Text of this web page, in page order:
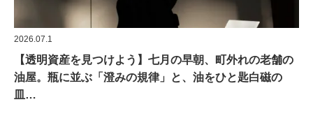
2026.07.1
【透明資産を見つけよう】七月の早朝、町外れの老舗の
油屋。瓶に並ぶ「澄みの規律」と、油をひと匙白磁の
皿…